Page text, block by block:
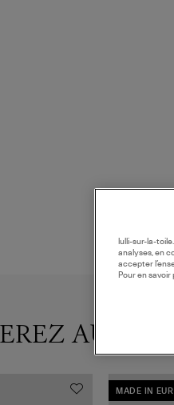
AUSSI
MADE IN
lulli-sur-la-
analyses, en
accepter
Pour en savoir